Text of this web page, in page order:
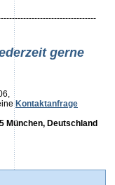
gerne
Kontaktanfrage
München, Deutschland